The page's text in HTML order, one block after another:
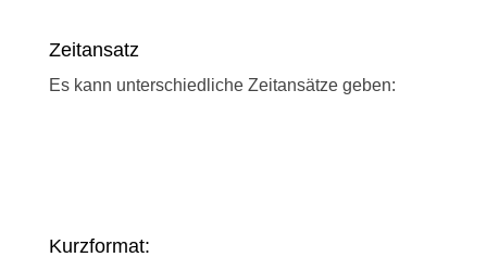
Zeitansatz
Es kann unterschiedliche Zeitansätze geben:
Kurzformat: